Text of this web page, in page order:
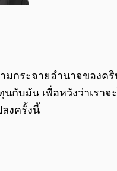
มกระจายอำนาจของคริ
กับมัน เพื่อหวังว่าเราจ
งครั้งนี้